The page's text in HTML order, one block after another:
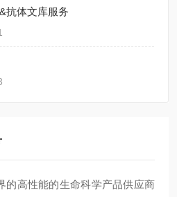
抗体文库服务
的高性能的生命科学产品供应商